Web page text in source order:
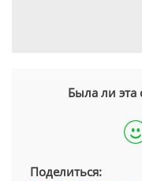
Была ли эта
Поделиться: